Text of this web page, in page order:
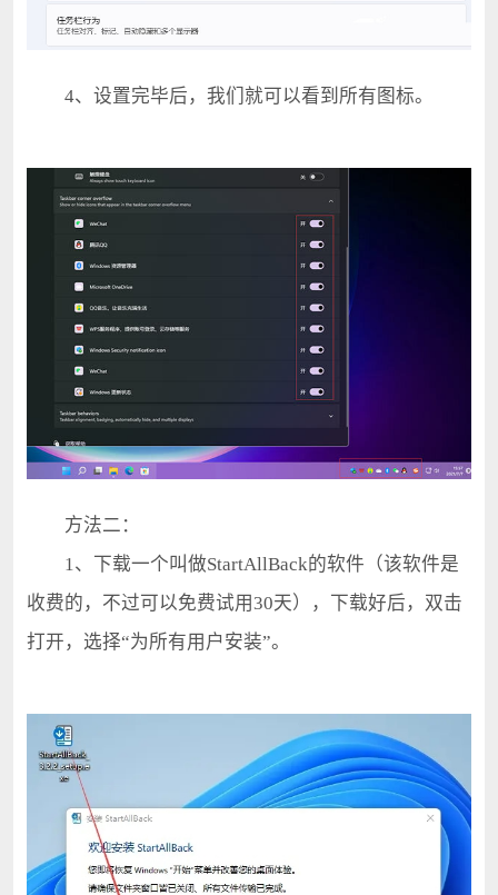
4、设置完毕后，我们就可以看到所有图标。
方法二：
1、下载一个叫做StartAllBack的软件（该软件是
收费的，不过可以免费试用30天），下载好后，双击
打开，选择“为所有用户安装”。